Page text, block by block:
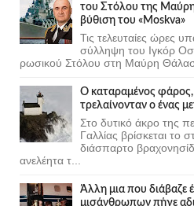
του Στόλου της
βύθιση του «Moskva»
Τις τελευταίες ώρες
σύλληψη του Ιγκόρ
ρωσικού Στόλου στη Μαύρη
Ο καταραμένος
τρελαίνονταν ο ένας
Στο δυτικό άκρο της
Γαλλίας βρίσκεται το
διάσπαρτο
ανελέητα τ...
Άλλη μια που διάβαζε
μισάνθρωπων πήγε